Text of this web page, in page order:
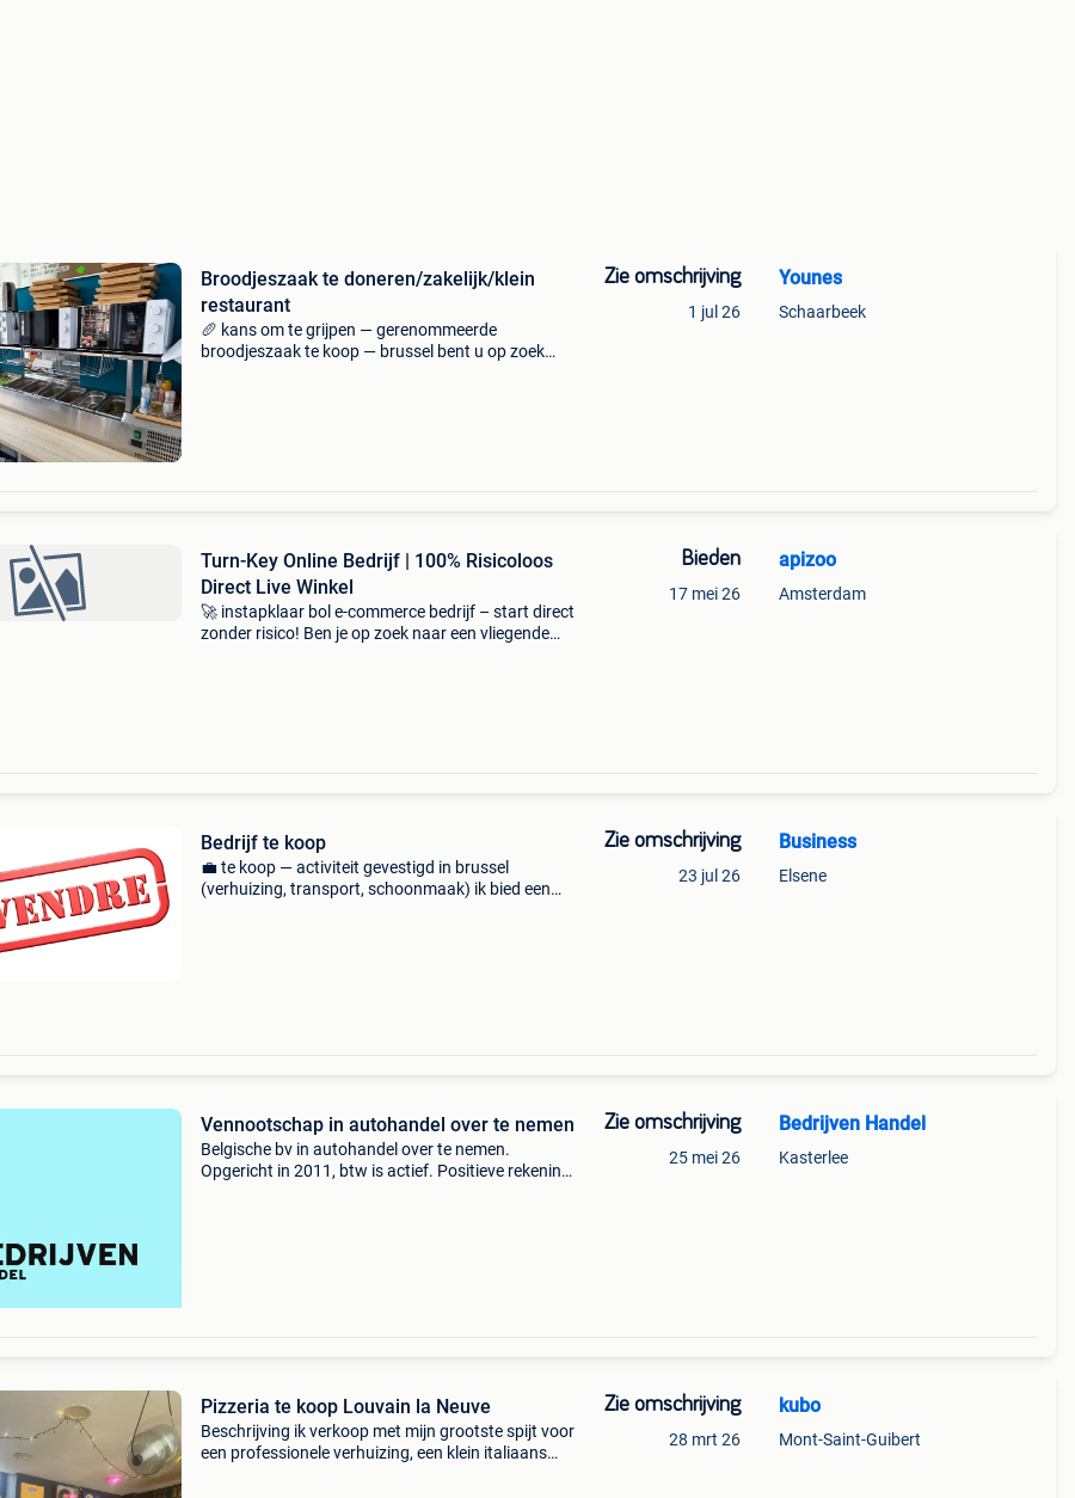
Broodjeszaak te doneren/zakelijk/klein
restaurant
🥖 kans om te grijpen — gerenommeerde
broodjeszaak te koop — brussel bent u op zoek
Zie omschrijving
1 jul 26
Younes
Schaarbeek
Turn-Key Online Bedrijf | 100% Risicoloos
Direct Live Winkel
🚀 instapklaar bol e-commerce bedrijf – start direct
zonder risico! Ben je op zoek naar een vliegende
Bieden
17 mei 26
apizoo
Amsterdam
Bedrijf te koop
💼 te koop — activiteit gevestigd in brussel
(verhuizing, transport, schoonmaak) ik bied een
Zie omschrijving
23 jul 26
Business
Elsene
Vennootschap in autohandel over te nemen
Belgische bv in autohandel over te nemen.
Opgericht in 2011, btw is actief. Positieve rekening
Zie omschrijving
25 mei 26
Bedrijven Handel
Kasterlee
Pizzeria te koop Louvain la Neuve
Beschrijving ik verkoop met mijn grootste spijt voor
een professionele verhuizing, een klein italiaans
Zie omschrijving
28 mrt 26
kubo
Mont-Saint-Guibert